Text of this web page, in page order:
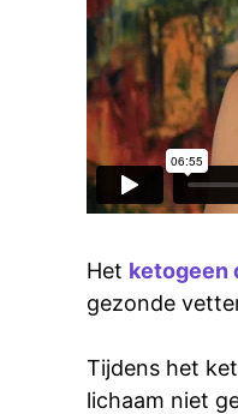
Het ketogeen
gezonde
Tijdens het
lichaam niet